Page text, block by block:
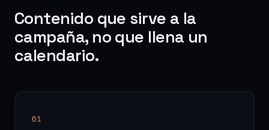
Contenido que sirve a la
campaña, no que llena un
calendario.
01